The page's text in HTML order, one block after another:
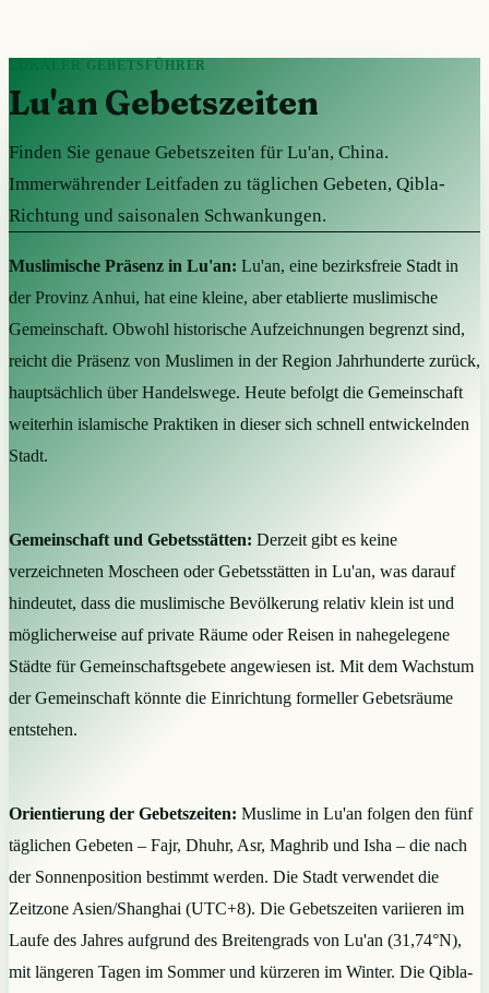
LOKALER GEBETSFÜHRER
Lu'an Gebetszeiten
Finden Sie genaue Gebetszeiten für Lu'an, China.
Immerwährender Leitfaden zu täglichen Gebeten, Qibla-
Richtung und saisonalen Schwankungen.
Muslimische Präsenz in Lu'an: Lu'an, eine bezirksfreie Stadt in
der Provinz Anhui, hat eine kleine, aber etablierte muslimische
Gemeinschaft. Obwohl historische Aufzeichnungen begrenzt sind,
reicht die Präsenz von Muslimen in der Region Jahrhunderte zurück,
hauptsächlich über Handelswege. Heute befolgt die Gemeinschaft
weiterhin islamische Praktiken in dieser sich schnell entwickelnden
Stadt.
Gemeinschaft und Gebetsstätten: Derzeit gibt es keine
verzeichneten Moscheen oder Gebetsstätten in Lu'an, was darauf
hindeutet, dass die muslimische Bevölkerung relativ klein ist und
möglicherweise auf private Räume oder Reisen in nahegelegene
Städte für Gemeinschaftsgebete angewiesen ist. Mit dem Wachstum
der Gemeinschaft könnte die Einrichtung formeller Gebetsräume
entstehen.
Orientierung der Gebetszeiten: Muslime in Lu'an folgen den fünf
täglichen Gebeten – Fajr, Dhuhr, Asr, Maghrib und Isha – die nach
der Sonnenposition bestimmt werden. Die Stadt verwendet die
Zeitzone Asien/Shanghai (UTC+8). Die Gebetszeiten variieren im
Laufe des Jahres aufgrund des Breitengrads von Lu'an (31,74°N),
mit längeren Tagen im Sommer und kürzeren im Winter. Die Qibla-